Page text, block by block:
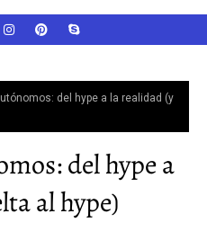
del hype a la realidad (y
del hype a
al hype)